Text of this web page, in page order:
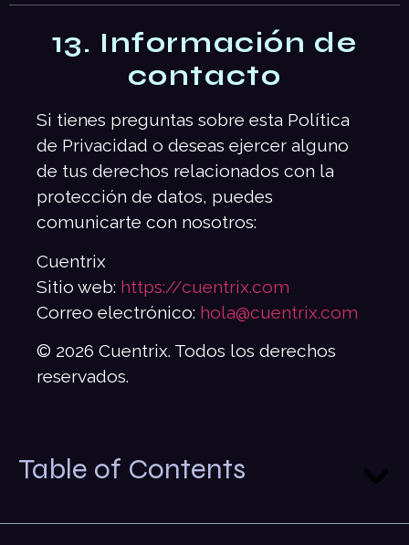
13. Información de
contacto
Si tienes preguntas sobre esta Política
de Privacidad o deseas ejercer alguno
de tus derechos relacionados con la
protección de datos, puedes
comunicarte con nosotros:
Cuentrix
Sitio web: https://cuentrix.com
Correo electrónico: hola@cuentrix.com
© 2026 Cuentrix. Todos los derechos
reservados.
Table of Contents